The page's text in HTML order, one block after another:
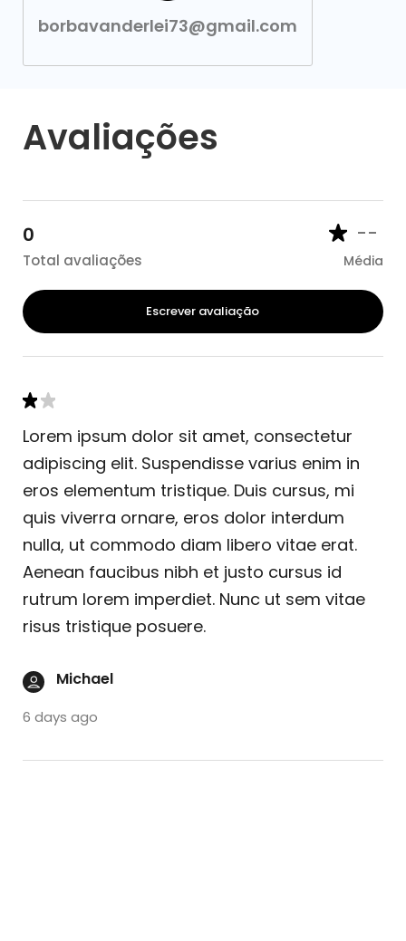
borbavanderlei73@gmail.com
Avaliações
0
Total avaliações
--
Média
Escrever avaliação
Lorem ipsum dolor sit amet, consectetur
adipiscing elit. Suspendisse varius enim in
eros elementum tristique. Duis cursus, mi
quis viverra ornare, eros dolor interdum
nulla, ut commodo diam libero vitae erat.
Aenean faucibus nibh et justo cursus id
rutrum lorem imperdiet. Nunc ut sem vitae
risus tristique posuere.
Michael
6 days ago